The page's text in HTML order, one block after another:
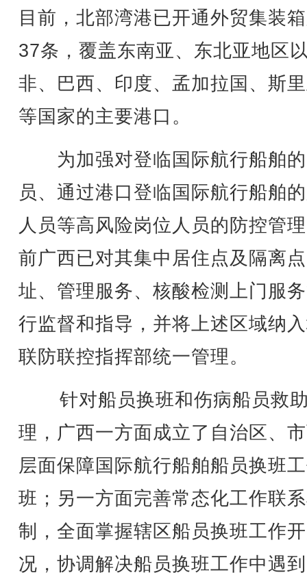
目前，北部湾港已开通外贸集装
37条，覆盖东南亚、东北亚地区
非、巴西、印度、孟加拉国、斯
等国家的主要港口。
为加强对登临国际航行船舶
员、通过港口登临国际航行船舶
人员等高风险岗位人员的防控管
前广西已对其集中居住点及隔离
址、管理服务、核酸检测上门服
行监督和指导，并将上述区域纳
联防联控指挥部统一管理。
针对船员换班和伤病船员救
理，广西一方面成立了自治区、
层面保障国际航行船舶船员换班
班；另一方面完善常态化工作联
制，全面掌握辖区船员换班工作
况，协调解决船员换班工作中遇